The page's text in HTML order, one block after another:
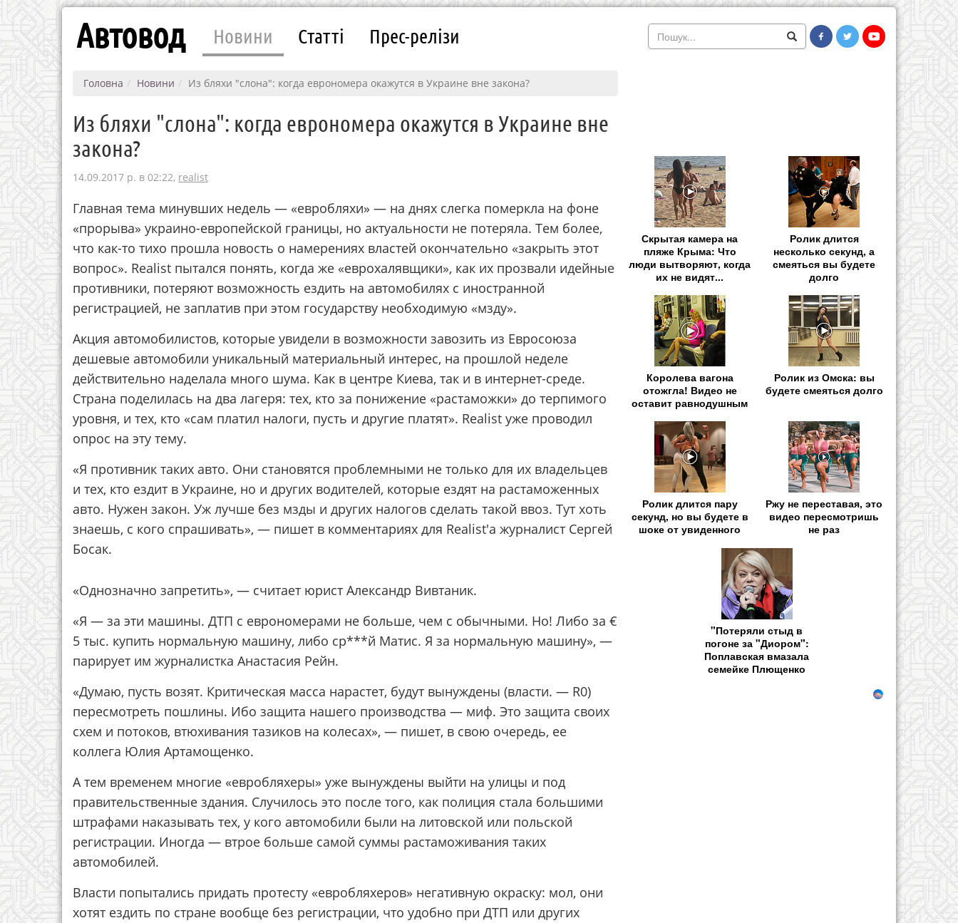
Автовод Новини Статті Прес-релізи
Головна Новини Из бляхи "слона": когда еврономера окажутся в Украине вне закона?
Из бляхи "слона": когда еврономера окажутся в Украине вне
закона?
14.09.2017 р. в 02:22, realist
Главная тема минувших недель — «евробляхи» — на днях слегка померкла на фоне
«прорыва» украино-европейской границы, но актуальности не потеряла. Тем более,
что как-то тихо прошла новость о намерениях властей окончательно «закрыть этот
вопрос». Realist пытался понять, когда же «еврохалявщики», как их прозвали идейные
противники, потеряют возможность ездить на автомобилях с иностранной
регистрацией, не заплатив при этом государству необходимую «мзду».
Акция автомобилистов, которые увидели в возможности завозить из Евросоюза
дешевые автомобили уникальный материальный интерес, на прошлой неделе
действительно наделала много шума. Как в центре Киева, так и в интернет-среде.
Страна поделилась на два лагеря: тех, кто за понижение «растаможки» до терпимого
уровня, и тех, кто «сам платил налоги, пусть и другие платят». Realist уже проводил
опрос на эту тему.
«Я противник таких авто. Они становятся проблемными не только для их владельцев
и тех, кто ездит в Украине, но и других водителей, которые ездят на растаможенных
авто. Нужен закон. Уж лучше без мзды и других налогов сделать такой ввоз. Тут хоть
знаешь, с кого спрашивать», — пишет в комментариях для Realist'а журналист Сергей
Босак.
«Однозначно запретить», — считает юрист Александр Вивтаник.
«Я — за эти машины. ДТП с еврономерами не больше, чем с обычными. Но! Либо за €
5 тыс. купить нормальную машину, либо ср***й Матис. Я за нормальную машину», —
парирует им журналистка Анастасия Рейн.
«Думаю, пусть возят. Критическая масса нарастет, будут вынуждены (власти. — R0)
пересмотреть пошлины. Ибо защита нашего производства — миф. Это защита своих
схем и потоков, втюхивания тазиков на колесах», — пишет, в свою очередь, ее
коллега Юлия Артамощенко.
А тем временем многие «евробляхеры» уже вынуждены выйти на улицы и под
правительственные здания. Случилось это после того, как полиция стала большими
штрафами наказывать тех, у кого автомобили были на литовской или польской
регистрации. Иногда — втрое больше самой суммы растаможивания таких
автомобилей.
Власти попытались придать протесту «евробляхеров» негативную окраску: мол, они
хотят ездить по стране вообще без регистрации, что удобно при ДТП или других
Скрытая камера на
пляже Крыма: Что
люди вытворяют, когда
их не видят...
Ролик длится
несколько секунд, а
смеяться вы будете
долго
Королева вагона
отожгла! Видео не
оставит равнодушным
Ролик из Омска: вы
будете смеяться долго
Ролик длится пару
секунд, но вы будете в
шоке от увиденного
Ржу не переставая, это
видео пересмотришь
не раз
"Потеряли стыд в
погоне за "Диором":
Поплавская вмазала
семейке Плющенко